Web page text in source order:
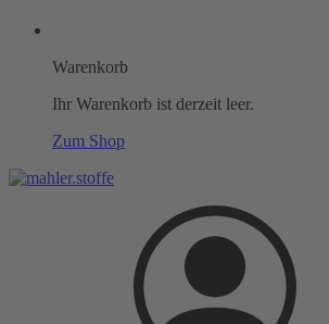
Warenkorb
Ihr Warenkorb ist derzeit leer.
Zum Shop